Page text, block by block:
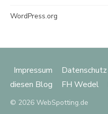
WordPress.org
Impressum Datenschutz
diesen Blog
FH Wedel
© 2026 WebSpotting.de